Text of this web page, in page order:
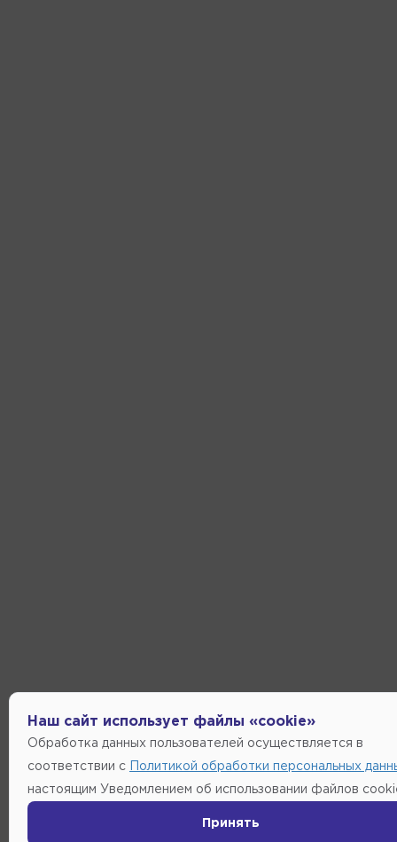
Наш сайт использует файлы «cookie»
Обработка данных пользователей осуществляется в
соответствии с Политикой обработки персональных
настоящим Уведомлением об использовании файлов
Принять